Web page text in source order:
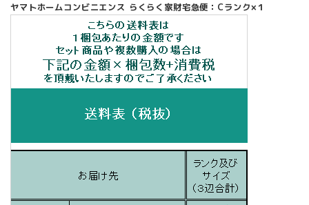
ヤマトホームコンビニエンス らくらく家財宅急便：Cランク×１